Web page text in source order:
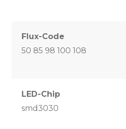
Flux-Code
50 85 98 100 108
LED-Chip
smd3030